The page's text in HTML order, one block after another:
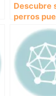
Descubre
perros
beber té y
son los